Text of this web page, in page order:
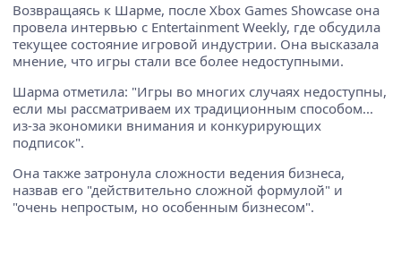
Возвращаясь к Шарме, после Xbox Games Showcase она
провела интервью с Entertainment Weekly, где обсудила
текущее состояние игровой индустрии. Она высказала
мнение, что игры стали все более недоступными.
Шарма отметила: "Игры во многих случаях недоступны,
если мы рассматриваем их традиционным способом...
из-за экономики внимания и конкурирующих
подписок".
Она также затронула сложности ведения бизнеса,
назвав его "действительно сложной формулой" и
"очень непростым, но особенным бизнесом".